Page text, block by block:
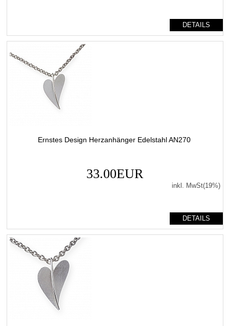
DETAILS
Ernstes Design Herzanhänger Edelstahl AN270
33.00EUR
inkl. MwSt(19%)
DETAILS